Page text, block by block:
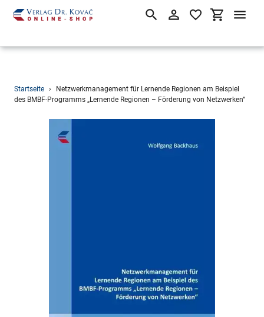
Direkt
zum
SuchenEinloggen
Startseite ›
Netzwerkmanagement für Lernende Regionen am Beispiel
des BMBF-Programms „Lernende Regionen – Förderung von Netzwerken“